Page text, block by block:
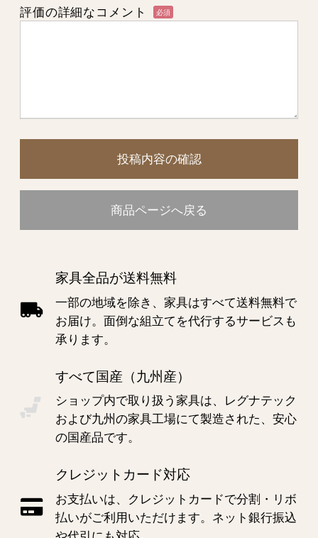
評価の詳細なコメント 必須
投稿内容の確認
商品ページへ戻る
家具全品が送料無料
一部の地域を除き、家具はすべて送料無料で
お届け。面倒な組立てを代行するサービスも
承ります。
すべて国産（九州産）
ショップ内で取り扱う家具は、レグナテック
および九州の家具工場にて製造された、安心
の国産品です。
クレジットカード対応
お支払いは、クレジットカードで分割・リボ
払いがご利用いただけます。ネット銀行振込